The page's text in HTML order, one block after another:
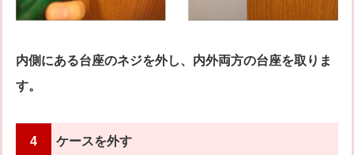
内側にある台座のネジを外し、内外両方の台座を取りま
す。
4 ケースを外す